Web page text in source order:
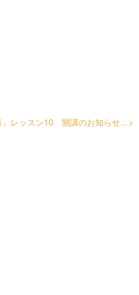
」レッスン10 開講のお知らせ... >